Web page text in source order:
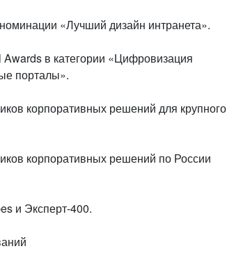
«Лучший дизайн интранета».
в категории «Цифровизация
порталы».
корпоративных решений для крупного
корпоративных решений по России
и Эксперт-400.